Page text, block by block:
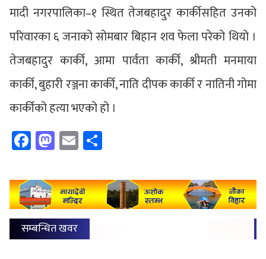
मादी नगरपालिका–१ स्थित तेजबहादुर कार्कीसहित उनको
परिवारका ६ जनाको सोमबार बिहान शव फेला परेको थियो ।
तेजबहादुर कार्की, आमा पार्वता कार्की, श्रीमती मनमाया
कार्की, बुहारी रञ्जना कार्की, नाति दीपक कार्की र नातिनी गोमा
कार्कीको हत्या भएको हो ।
Facebook
Mastodon
Email
सम्बन्धित खवर